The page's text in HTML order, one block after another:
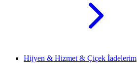
Hijyen & Hizmet & Çiçek İadelerim